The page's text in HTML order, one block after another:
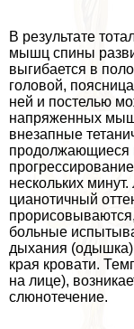
В результате
мышц спины
выгибается в
головой,
ней и постелью
напряженных
внезапные
продолжающиеся
нескольких
цианотичный
больные
дыхания (одышка),
края кровати.
на лице),
слюнотечение.